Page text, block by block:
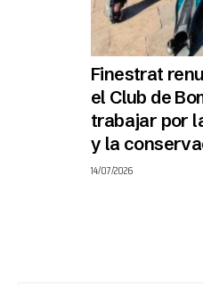
Finestrat
el Club de
trabajar por
y la
14/07/2026